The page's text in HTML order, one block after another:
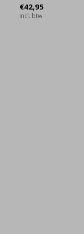
€42,95
Incl. btw